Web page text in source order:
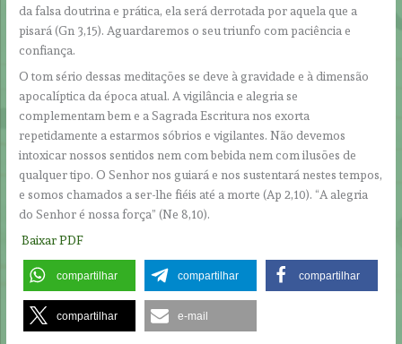
da falsa doutrina e prática, ela será derrotada por aquela que a
pisará (Gn 3,15). Aguardaremos o seu triunfo com paciência e
confiança.
O tom sério dessas meditações se deve à gravidade e à dimensão
apocalíptica da época atual. A vigilância e alegria se
complementam bem e a Sagrada Escritura nos exorta
repetidamente a estarmos sóbrios e vigilantes. Não devemos
intoxicar nossos sentidos nem com bebida nem com ilusões de
qualquer tipo. O Senhor nos guiará e nos sustentará nestes tempos,
e somos chamados a ser-lhe fiéis até a morte (Ap 2,10). “A alegria
do Senhor é nossa força” (Ne 8,10).
Baixar PDF
compartilhar compartilhar compartilhar
compartilhar e-mail